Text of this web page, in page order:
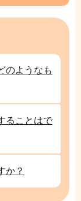
のようなも
ることはで
か？